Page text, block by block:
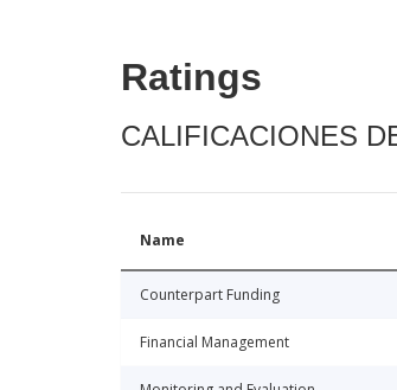
Ratings
CALIFICACIONES
Name
Counterpart Funding
Financial Management